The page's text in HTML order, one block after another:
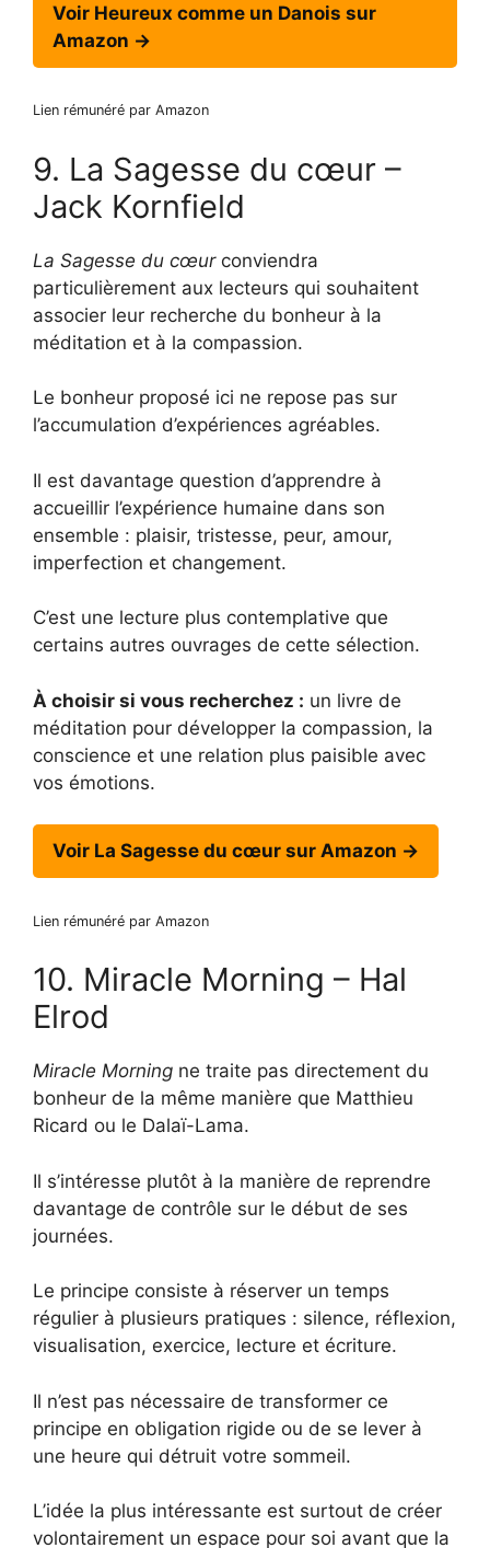
Voir Heureux comme un Danois sur
Amazon →
Lien rémunéré par Amazon
9. La Sagesse du cœur –
Jack Kornfield
La Sagesse du cœurconviendra
particulièrement aux lecteurs qui souhaitent
associer leur recherche du bonheur à la
méditation et à la compassion.
Le bonheur proposé ici ne repose pas sur
l’accumulation d’expériences agréables.
Il est davantage question d’apprendre à
accueillir l’expérience humaine dans son
ensemble : plaisir, tristesse, peur, amour,
imperfection et changement.
C’est une lecture plus contemplative que
certains autres ouvrages de cette sélection.
À choisir si vous recherchez : un livre de
méditation pour développer la compassion, la
conscience et une relation plus paisible avec
vos émotions.
Voir La Sagesse du cœur sur Amazon →
Lien rémunéré par Amazon
10. Miracle Morning – Hal
Elrod
Miracle Morning ne traite pas directement du
bonheur de la même manière que Matthieu
Ricard ou le Dalaï-Lama.
Il s’intéresse plutôt à la manière de reprendre
davantage de contrôle sur le début de ses
journées.
Le principe consiste à réserver un temps
régulier à plusieurs pratiques : silence, réflexion,
visualisation, exercice, lecture et écriture.
Il n’est pas nécessaire de transformer ce
principe en obligation rigide ou de se lever à
une heure qui détruit votre sommeil.
L’idée la plus intéressante est surtout de créer
volontairement un espace pour soi avant que la